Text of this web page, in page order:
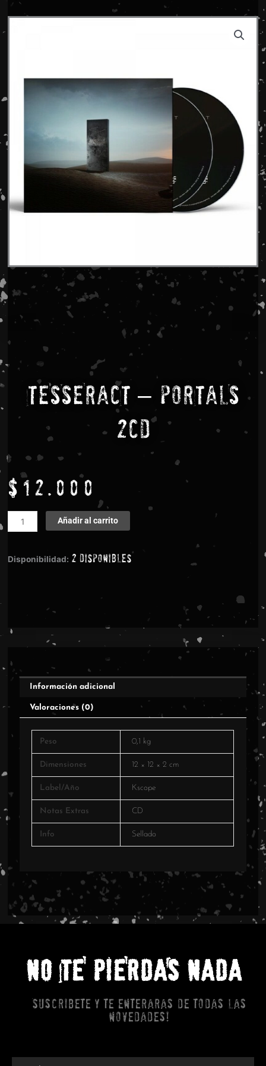
TESSERACT – PORTALS
2CD
$ 12.000
TESSERACT
-
2CD
Añadir al carrito
Disponibilidad: 2 disponibles
Información adicional
Valoraciones (0)
Peso 0,1 kg
Dimensiones 12 × 12 × 2 cm
Label/Año Kscope
Notas Extras CD
Info Sellado
NO TE PIERDAS NADA
Suscribete y te enteraras de todas las
novedades!